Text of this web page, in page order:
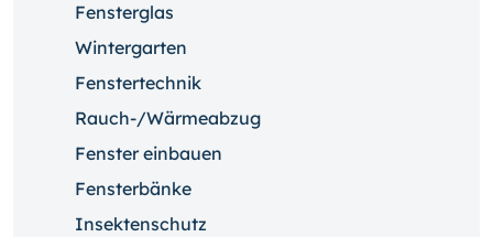
Fensterglas
Wintergarten
Fenstertechnik
Rauch-/Wärmeabzug
Fenster einbauen
Fensterbänke
Insektenschutz